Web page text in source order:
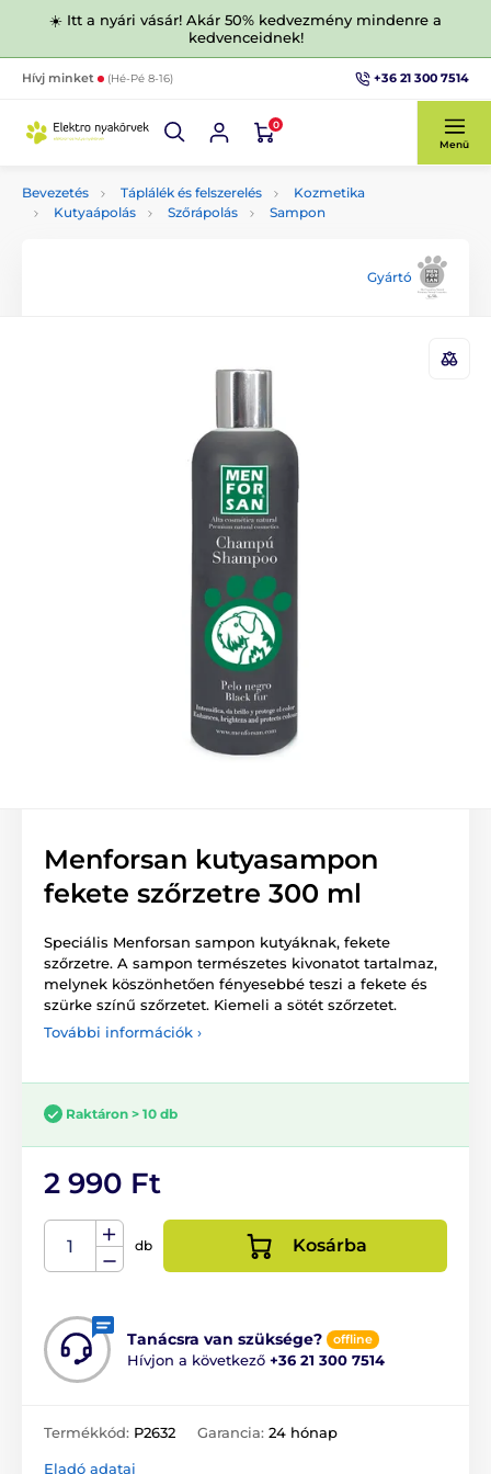
☀️ Itt a nyári vásár! Akár 50% kedvezmény mindenre a
kedvenceidnek!
Hívj minket (Hé-Pé 8-16) +36 21 300 7514
0
Menü
Bevezetés Táplálék és felszerelés
Kozmetika
Kutyaápolás
Szőrápolás Sampon
Gyártó
Menforsan kutyasampon
fekete szőrzetre 300 ml
Speciális Menforsan sampon kutyáknak, fekete
szőrzetre. A sampon természetes kivonatot tartalmaz,
melynek köszönhetően fényesebbé teszi a fekete és
szürke színű szőrzetet. Kiemeli a sötét szőrzetet.
További információk ›
Raktáron > 10 db
2 990 Ft
db Kosárba
Tanácsra van szüksége? offline
Hívjon a következő +36 21 300 7514
Termékkód: P2632 Garancia: 24 hónap
Eladó adatai